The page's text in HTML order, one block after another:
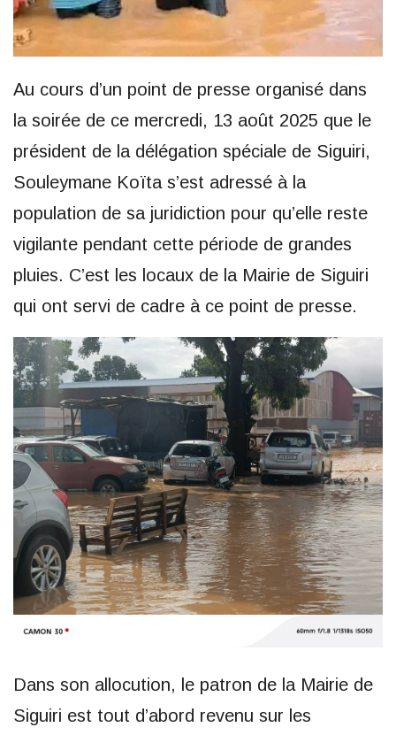
Au cours d’un point de presse organisé dans
la soirée de ce mercredi, 13 août 2025 que le
président de la délégation spéciale de Siguiri,
Souleymane Koïta s’est adressé à la
population de sa juridiction pour qu’elle reste
vigilante pendant cette période de grandes
pluies. C’est les locaux de la Mairie de Siguiri
qui ont servi de cadre à ce point de presse.
Dans son allocution, le patron de la Mairie de
Siguiri est tout d’abord revenu sur les